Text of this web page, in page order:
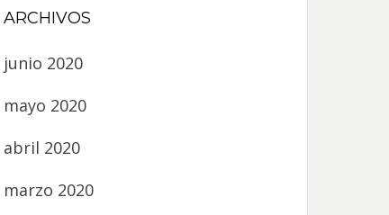
ARCHIVOS
junio 2020
mayo 2020
abril 2020
marzo 2020